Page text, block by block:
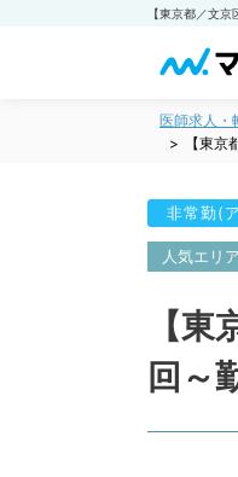
医師求人・
【東
非常勤(
人気エリア
【
回～